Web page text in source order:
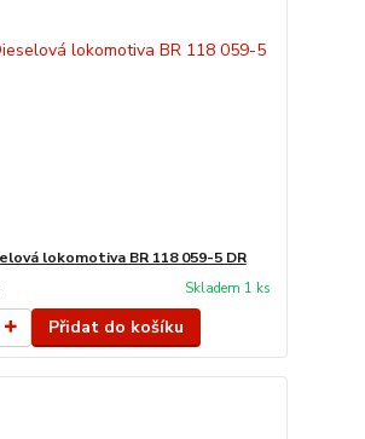
lokomotiva BR 118 059-5 DR
Skladem 1 ks
Přidat do košíku